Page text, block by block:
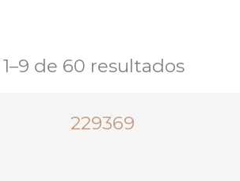
de 60 resultados